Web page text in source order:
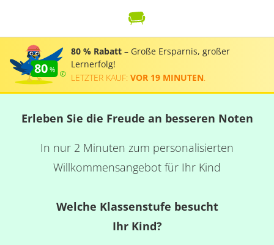
80
80 % Rabatt – Große Ersparnis, großer
Lernerfolg!
LETZTER KAUF: VOR 19 MINUTEN
Erleben Sie die Freude an besseren Noten
In nur 2 Minuten zum personalisierten
Willkommensangebot für Ihr Kind
Welche Klassenstufe besucht
Ihr Kind?